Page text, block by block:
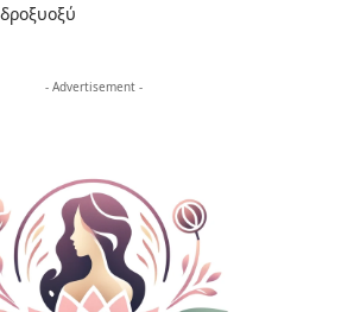
- Advertisement -